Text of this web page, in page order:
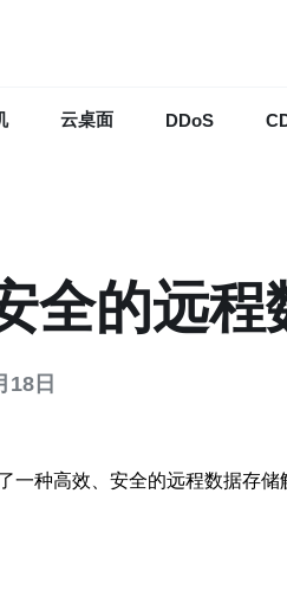
云桌面 DDoS
全的远
18日
种高效、安全的远程数据存